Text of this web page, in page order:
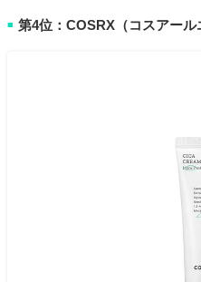
■ 第4位：COSRX（コスアール